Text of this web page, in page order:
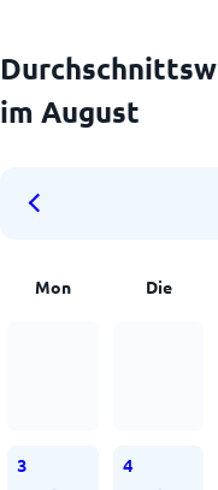
im August
Mon Die
3 4